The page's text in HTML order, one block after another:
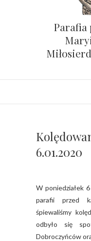
Parafia
6.01.2020
W poniedziałek 6 stycznia tradycyjnie w naszej
parafii przed
śpiewaliśmy
odbyło się
Dobroczyńców